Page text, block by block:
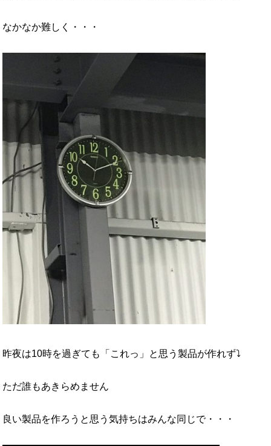
なかなか難しく・・・
昨夜は10時を過ぎても「これっ」と思う製品が作れず⤵
ただ誰もあきらめません
良い製品を作ろうと思う気持ちはみんな同じで・・・